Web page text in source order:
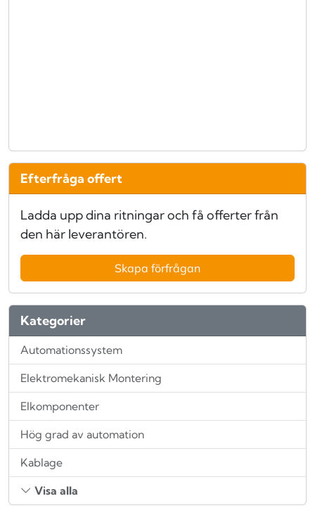
Efterfråga offert
Ladda upp dina ritningar och få offerter från
den här leverantören.
Skapa förfrågan
Kategorier
Automationssystem
Elektromekanisk Montering
Elkomponenter
Hög grad av automation
Kablage
Visa alla